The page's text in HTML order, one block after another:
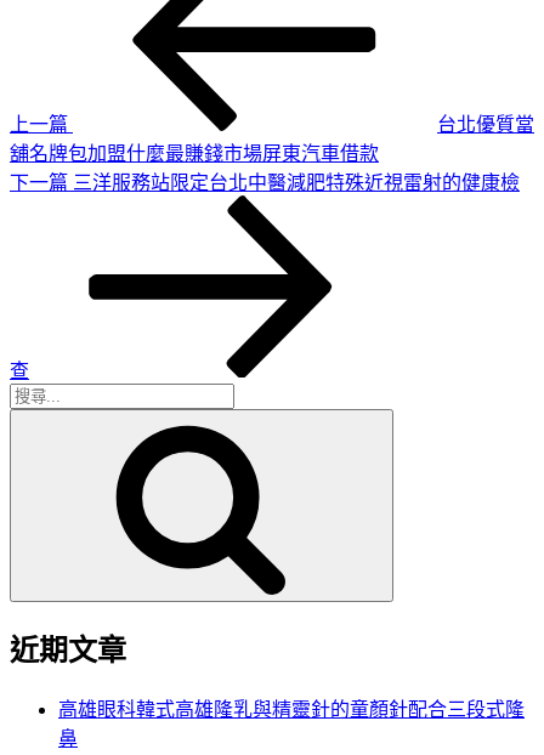
上一篇
台北優質當
舖名牌包加盟什麼最賺錢市場屏東汽車借款
下
下一篇 三洋服務站限定台北中醫減肥特殊近視雷射的健康檢
查
搜
近期文章
高雄眼科韓式高雄隆乳與精靈針的童顏針配合三段式隆
鼻